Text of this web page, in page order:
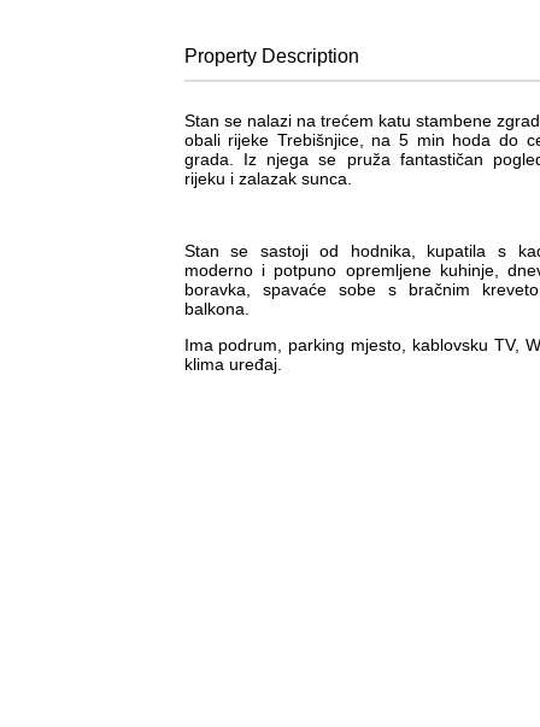
Property Description
Stan se nalazi na trećem katu stambene
obali rijeke Trebišnjice, na 5 min hoda do
grada. Iz njega se pruža fantastičan
rijeku i zalazak sunca.
Stan se sastoji od hodnika, kupatila s
moderno i potpuno opremljene kuhinje,
boravka, spavaće sobe s bračnim
balkona.
Ima podrum, parking mjesto, kablovsku TV,
klima uređaj.